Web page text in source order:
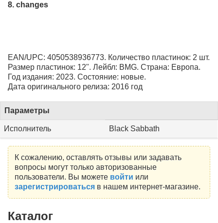
8. changes
EAN/UPC: 4050538936773. Количество пластинок: 2 шт.
Размер пластинок: 12". Лейбл: BMG. Страна: Европа.
Год издания: 2023. Состояние: новые.
Дата оригинального релиза: 2016 год
Параметры
Исполнитель Black Sabbath
К сожалению, оставлять отзывы или задавать
вопросы могут только авторизованные
пользователи. Вы можете войти или
зарегистрироватьсяв нашем интернет-магазине.
Каталог